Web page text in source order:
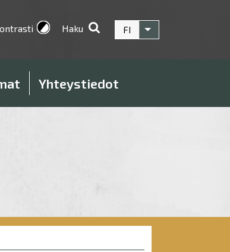
Haku FI Listaa lisätoiminnot
Yhteystiedot